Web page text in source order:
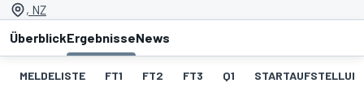
, NZ
ÜberblickErgebnisseNews
MELDELISTE FT1 FT2 FT3 Q1